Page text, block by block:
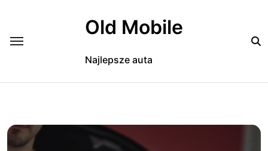
Old Mobile
Najlepsze auta